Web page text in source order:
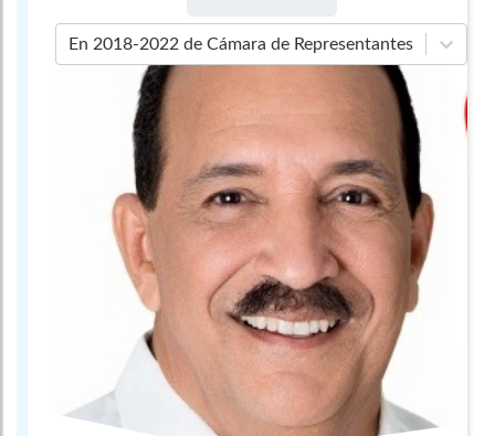
En 2018-2022 de Cámara de Representantes